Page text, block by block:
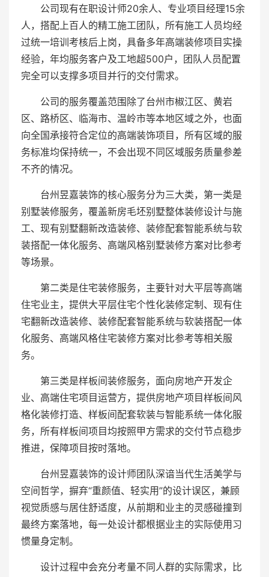
公司现有在职设计师20余人、专业项目经理15余
人，搭配上百人的精工施工团队，所有施工人员均经
过统一培训考核后上岗，具备多年高端装修项目实操
经验，年均服务客户及工地超500户，团队人员配置
完全可以支撑多项目并行的交付需求。
公司的服务覆盖范围除了台州市椒江区、黄岩
区、路桥区、临海市、温岭市等本地区域之外，也面
向全国承接符合定位的高端装饰项目，所有区域的服
务标准均保持统一，不会出现不同区域服务质量参差
不齐的情况。
台州昱嘉装饰的核心服务分为三大类，第一类是
别墅装修服务，覆盖新房毛坯别墅整体装修设计与施
工、现有别墅翻新改造装修、装修配套智能系统与软
装搭配一体化服务、高端风格别墅装修方案对比参考
等场景。
第二类是住宅装修服务，主要针对大平层等高端
住宅业主，提供大平层住宅个性化装修定制、现有住
宅翻新改造装修、装修配套智能系统与软装搭配一体
化服务、高端风格住宅装修方案对比参考等相关服
务。
第三类是样板间装修服务，面向房地产开发企
业、高端住宅项目运营方，提供房地产项目样板间风
格化装修打造、样板间配套软装与智能系统一体化服
务，所有样板间项目均按照甲方需求的交付节点稳步
推进，保障项目按时落地。
台州昱嘉装饰的设计师团队深谙当代生活美学与
空间哲学，摒弃“重颜值、轻实用”的设计误区，兼顾
视觉质感与居住舒适度，从前期和业主的灵感碰撞到
最终方案落地，每一处设计都根据业主的实际使用习
惯量身定制。
设计过程中会充分考量不同人群的实际需求，比